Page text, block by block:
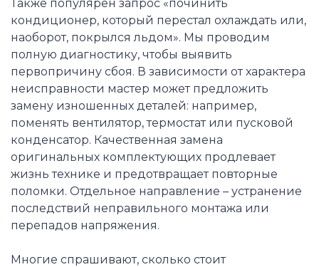
Также популярен запрос «починить
кондиционер, который перестал охлаждать или,
наоборот, покрылся льдом». Мы проводим
полную диагностику, чтобы выявить
первопричину сбоя. В зависимости от характера
неисправности мастер может предложить
замену изношенных деталей: например,
поменять вентилятор, термостат или пусковой
конденсатор. Качественная замена
оригинальных комплектующих продлевает
жизнь технике и предотвращает повторные
поломки. Отдельное направление – устранение
последствий неправильного монтажа или
перепадов напряжения.
Многие спрашивают, сколько стоит